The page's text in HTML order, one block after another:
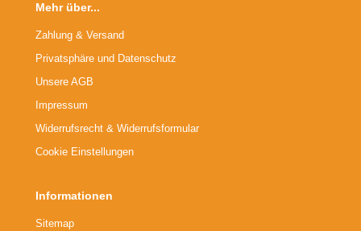
Mehr über...
Zahlung & Versand
Privatsphäre und Datenschutz
Unsere AGB
Impressum
Widerrufsrecht & Widerrufsformular
Cookie Einstellungen
Informationen
Sitemap